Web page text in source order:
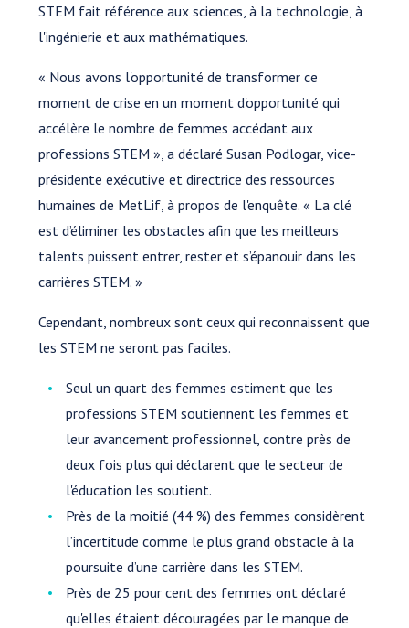
STEM fait référence aux sciences, à la technologie, à
l'ingénierie et aux mathématiques.
« Nous avons l'opportunité de transformer ce
moment de crise en un moment d'opportunité qui
accélère le nombre de femmes accédant aux
professions STEM », a déclaré Susan Podlogar, vice-
présidente exécutive et directrice des ressources
humaines de MetLif, à propos de l'enquête. « La clé
est d’éliminer les obstacles afin que les meilleurs
talents puissent entrer, rester et s’épanouir dans les
carrières STEM. »
Cependant, nombreux sont ceux qui reconnaissent que
les STEM ne seront pas faciles.
Seul un quart des femmes estiment que les
professions STEM soutiennent les femmes et
leur avancement professionnel, contre près de
deux fois plus qui déclarent que le secteur de
l'éducation les soutient.
Près de la moitié (44 %) des femmes considèrent
l’incertitude comme le plus grand obstacle à la
poursuite d’une carrière dans les STEM.
Près de 25 pour cent des femmes ont déclaré
qu'elles étaient découragées par le manque de